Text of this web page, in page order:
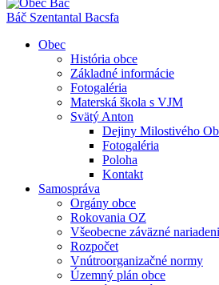
Báč Szentantal Bacsfa
Obec
História obce
Základné informácie
Fotogaléria
Materská škola s VJM
Svätý Anton
Dejiny Milostivého
Fotogaléria
Poloha
Kontakt
Samospráva
Orgány obce
Rokovania OZ
Všeobecne záväzné
Rozpočet
Vnútroorganizačné normy
Územný plán obce